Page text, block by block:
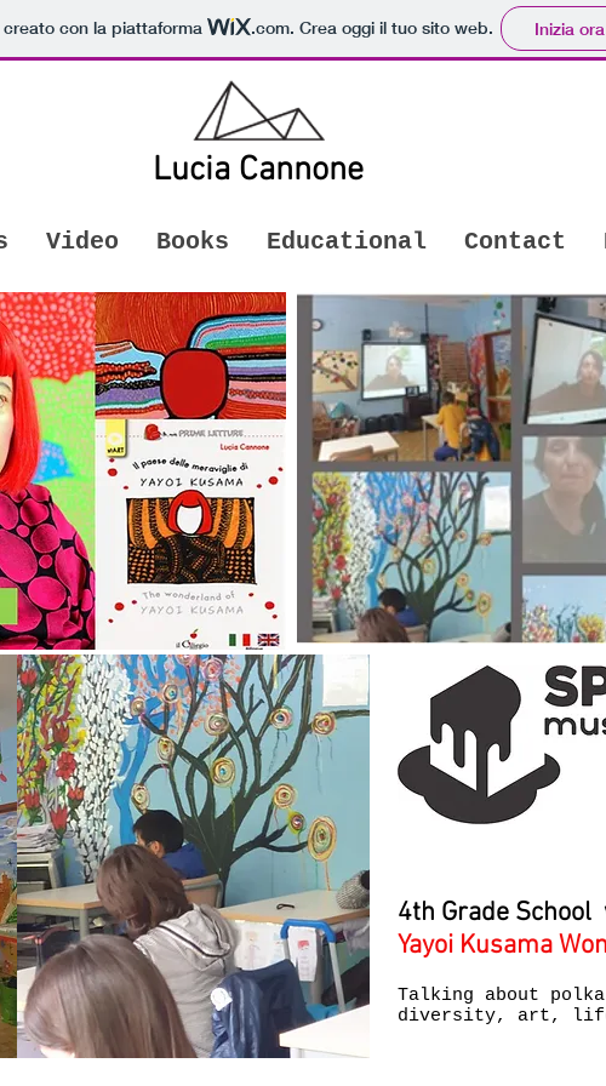
con la piattaforma .com. Crea oggi il tuo sito web. Inizia ora
Lucia Cannone
Video Books Educational Contact
4th Grade
Yayoi Kusama
Talking about
diversity, art,